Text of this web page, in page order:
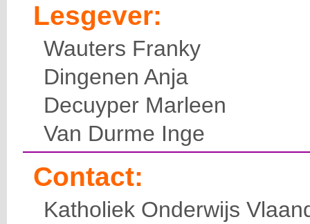
Lesgever:
Wauters Franky
Dingenen Anja
Decuyper Marleen
Van Durme Inge
Contact:
Katholiek Onderwijs